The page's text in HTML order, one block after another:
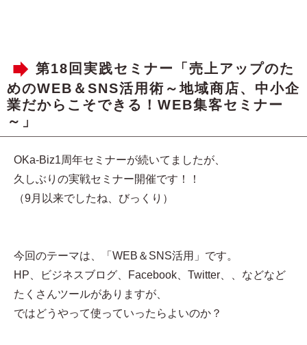
第18回実践セミナー「売上アップのた
めのWEB＆SNS活用術～地域商店、中小企
業だからこそできる！WEB集客セミナー
～」
OKa-Biz1周年セミナーが続いてましたが、
久しぶりの実戦セミナー開催です！！
（9月以来でしたね、びっくり）
今回のテーマは、「WEB＆SNS活用」です。
HP、ビジネスブログ、Facebook、Twitter、、などなど
たくさんツールがありますが、
ではどうやって使っていったらよいのか？